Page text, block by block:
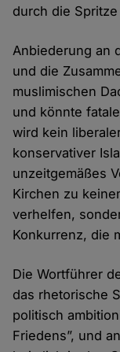
durch die
Anbiederung an
und die
muslimischen
und könnte
wird kein
konservativer
unzeitgemäßes
Kirchen zu
verhelfen,
Konkurrenz, die
Die Wortführer
das rhetorische
politisch
Friedens”, und